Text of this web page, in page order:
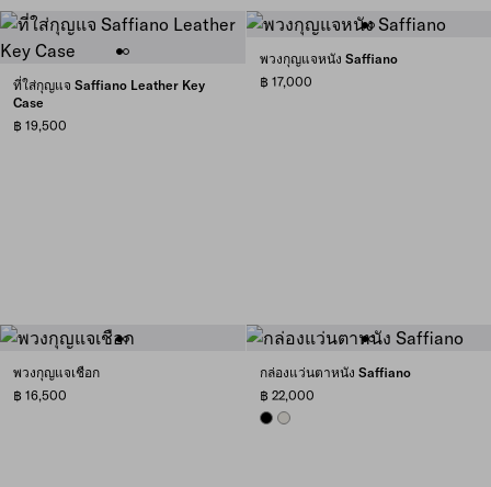
ที่ใส่กุญแจ Saffiano Leather Key
Case
฿ 19,500
พวงกุญแจหนัง Saffiano
฿ 17,000
พวงกุญแจเชือก
฿ 16,500
กล่องแว่นตาหนัง Saffiano
฿ 22,000
BLACKCHALK WHITE